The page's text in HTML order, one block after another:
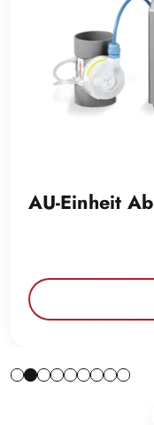
AU-Einheit